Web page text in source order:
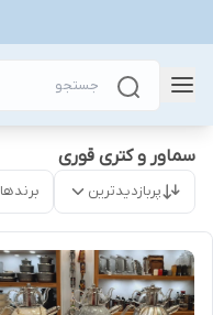
سماور و کتری قوری
پربازدیدترین برندها